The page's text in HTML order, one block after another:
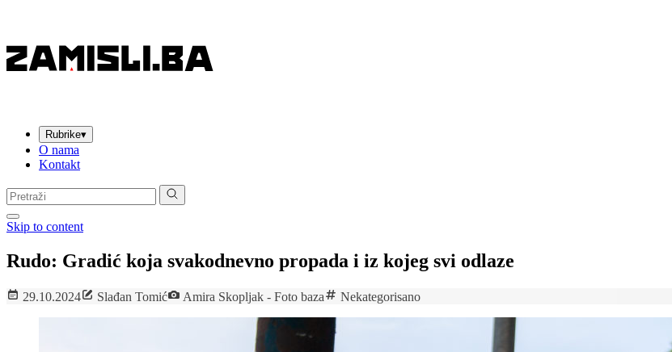
Rubrike▾
O nama
Kontakt
Pretraga:
Skip to content
Rudo: Gradić koja svakodnevno propada i iz kojeg svi odlaze
29.10.2024 Slađan Tomić Amira Skopljak - Foto baza Nekategorisano